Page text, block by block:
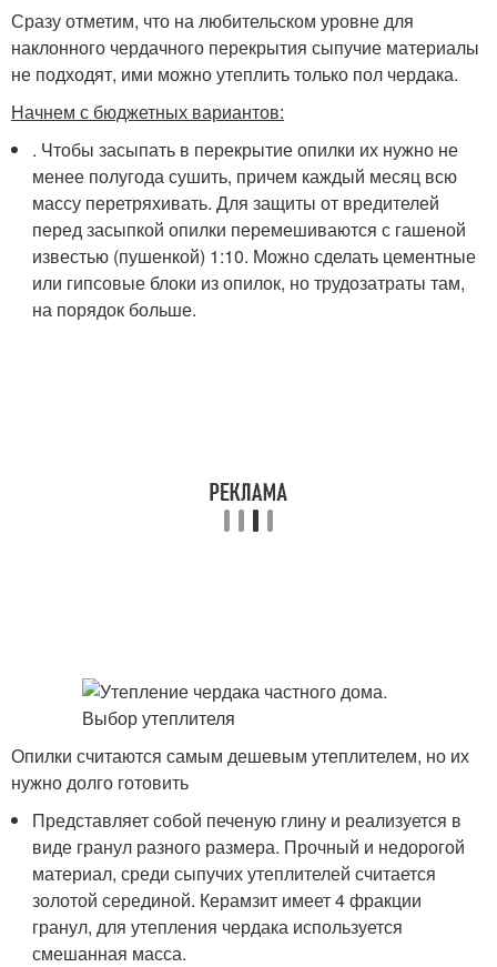
Сразу отметим, что на любительском уровне для
наклонного чердачного перекрытия сыпучие материалы
не подходят, ими можно утеплить только пол чердака.
Начнем с бюджетных вариантов:
. Чтобы засыпать в перекрытие опилки их нужно не
менее полугода сушить, причем каждый месяц всю
массу перетряхивать. Для защиты от вредителей
перед засыпкой опилки перемешиваются с гашеной
известью (пушенкой) 1:10. Можно сделать цементные
или гипсовые блоки из опилок, но трудозатраты там,
на порядок больше.
Опилки считаются самым дешевым утеплителем, но их
нужно долго готовить
Представляет собой печеную глину и реализуется в
виде гранул разного размера. Прочный и недорогой
материал, среди сыпучих утеплителей считается
золотой серединой. Керамзит имеет 4 фракции
гранул, для утепления чердака используется
смешанная масса.